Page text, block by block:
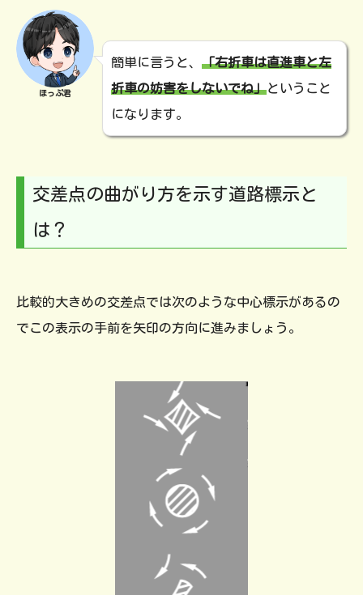
ほっぷ君
簡単に言うと、 「右折車は直進車と左
折車の妨害をしないでね」ということ
になります。
交差点の曲がり方を示す道路標示と
は？
比較的大きめの交差点では次のような中心標示があるの
でこの表示の手前を矢印の方向に進みましょう。